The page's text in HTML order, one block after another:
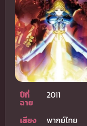
ปีที่
ฉาย
2011
เสียง
พากย์ไทย